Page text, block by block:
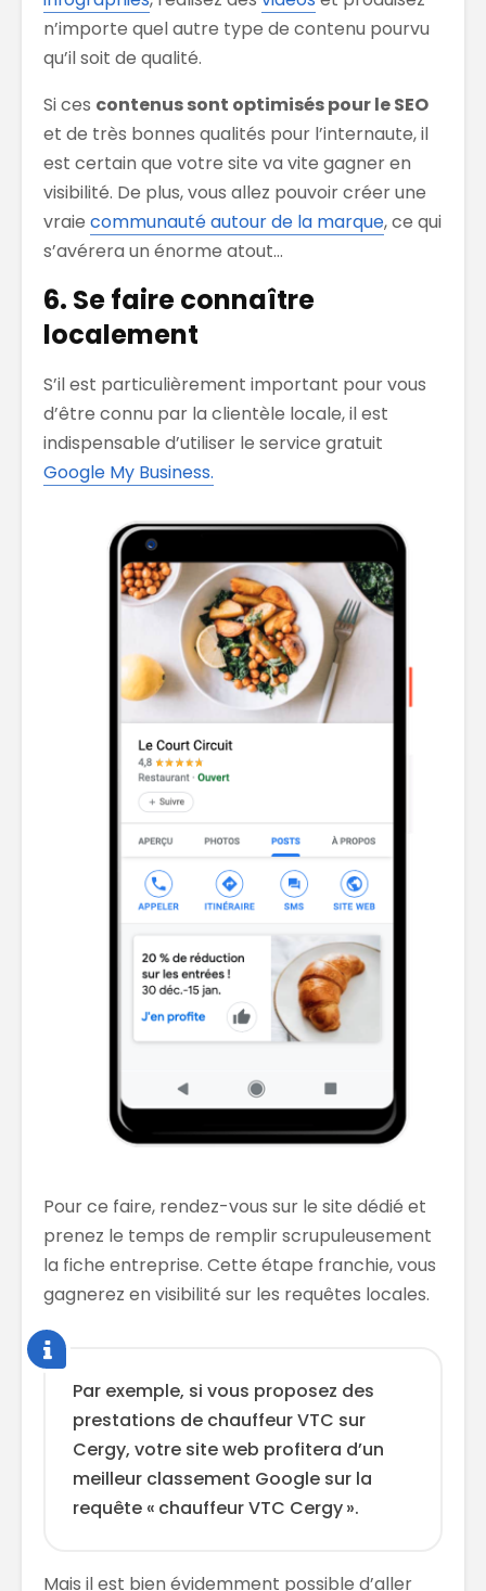
n’importe quel autre type de contenu pourvu
qu’il soit de qualité.
Si ces contenus sont optimisés pour le SEO
et de très bonnes qualités pour l’internaute, il
est certain que votre site va vite gagner en
visibilité. De plus, vous allez pouvoir créer une
vraie communauté autour de la marque, ce qui
s’avérera un énorme atout…
6. Se faire connaître
localement
S’il est particulièrement important pour vous
d’être connu par la clientèle locale, il est
indispensable d’utiliser le service gratuit
Google My Business.
Pour ce faire, rendez-vous sur le site dédié et
prenez le temps de remplir scrupuleusement
la fiche entreprise. Cette étape franchie, vous
gagnerez en visibilité sur les requêtes locales.
Par exemple, si vous proposez des
prestations de chauffeur VTC sur
Cergy, votre site web profitera d’un
meilleur classement Google sur la
requête « chauffeur VTC Cergy ».
Mais il est bien évidemment possible d’aller